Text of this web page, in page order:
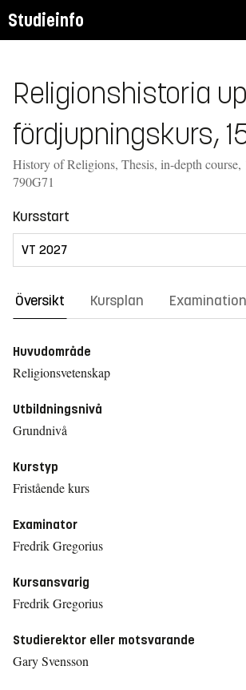
Studieinfo
Religionshistoria
fördjupningskurs,
History of Religions, Thesis, in-depth course,
790G71
Kursstart
Översikt Kursplan
Huvudområde
Religionsvetenskap
Utbildningsnivå
Grundnivå
Kurstyp
Fristående kurs
Examinator
Fredrik Gregorius
Kursansvarig
Fredrik Gregorius
Studierektor eller motsvarande
Gary Svensson